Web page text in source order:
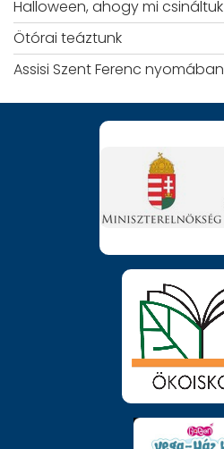
Halloween, ahogy mi csináltuk
Ötórai teáztunk
Assisi Szent Ferenc nyomában